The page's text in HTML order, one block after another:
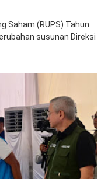
Saham (RUPS) Tahun
susunan Direksi